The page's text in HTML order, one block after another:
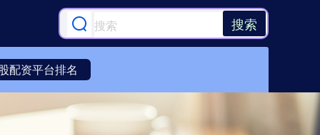
搜索
配资平台排名